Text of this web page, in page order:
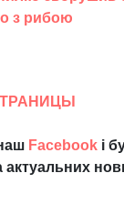
з рибою
Facebook і
актуальних